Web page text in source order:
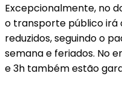
Excepcionalmente, no
o transporte público irá
reduzidos, seguindo o
semana e feriados. No
e 3h também estão